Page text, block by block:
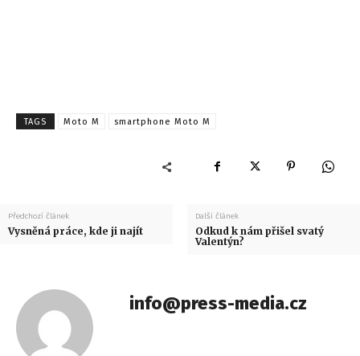
TAGS Moto M smartphone Moto M
Předchozí článek
Vysněná práce, kde ji najít
Další článek
Odkud k nám přišel svatý
Valentýn?
info@press-media.cz